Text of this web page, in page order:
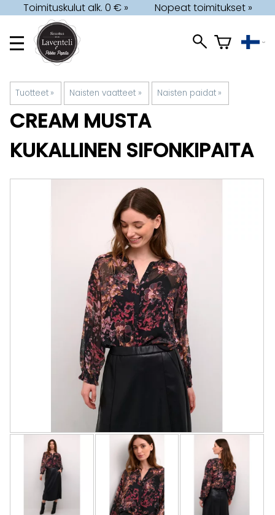
Toimituskulut alk. 0 € » Nopeat toimitukset »
Tuotteet ‪» Naisten vaatteet ‪» Naisten paidat ‪»
CREAM MUSTA
KUKALLINEN SIFONKIPAITA